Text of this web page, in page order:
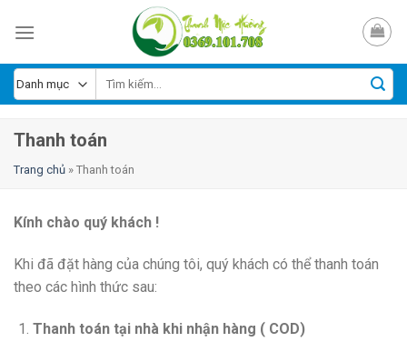
Thanh toán
Trang chủ » Thanh toán
Kính chào quý khách !
Khi đã đặt hàng của chúng tôi, quý khách có thể thanh toán
theo các hình thức sau:
Thanh toán tại nhà khi nhận hàng ( COD)